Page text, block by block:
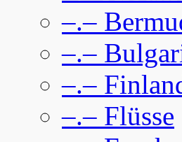
–.–
–.–
–.–
–.– Flüsse